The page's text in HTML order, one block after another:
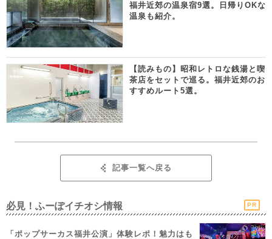
福井近郊の温泉宿9選。日帰りOKな
温泉も紹介。
【読みもの】昭和レトロな銭湯と喫
茶店をセットで巡る。福井近郊のお
すすめルート5選。
記事一覧へ戻る
必見！ふーぽイチオシ情報 PR
「ポップサーカス福井公演」体験レポ！魅力はも